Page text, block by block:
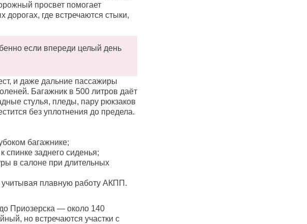
просвет помогает
дорогах, где встречаются стыки,
если впереди целый день
и даже дальние пассажиры
Багажник в 500 литров даёт
стулья, пледы, пару рюкзаков
без уплотнения до предела.
багажнике;
заднего сиденья;
в салоне при длительных
учитывая плавную работу АКПП.
Приозерска — около 140
но встречаются участки с